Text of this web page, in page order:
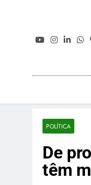
POLÍTICA
De
têm